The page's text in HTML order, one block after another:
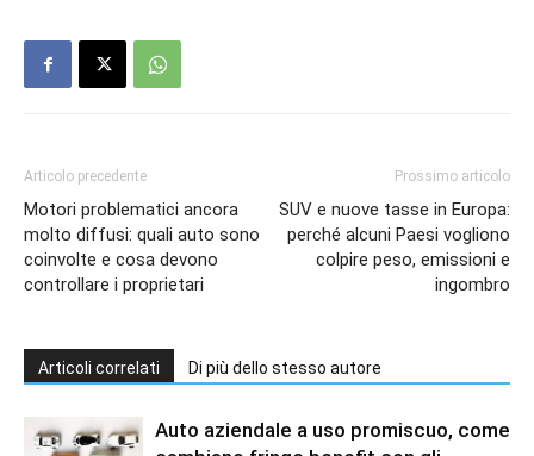
Articolo precedente
Motori problematici ancora
molto diffusi: quali auto sono
coinvolte e cosa devono
controllare i proprietari
Prossimo articolo
SUV e nuove tasse in Europa:
perché alcuni Paesi vogliono
colpire peso, emissioni e
ingombro
Articoli correlati Di più dello stesso autore
Auto aziendale a uso promiscuo, come